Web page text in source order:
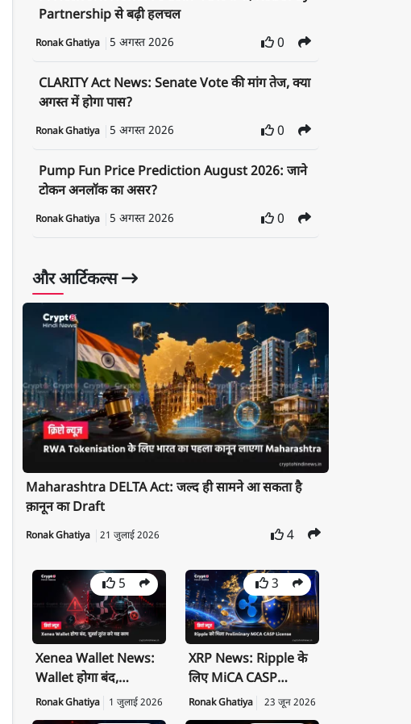
Partnership से बढ़ी हलचल
Ronak Ghatiya 5 अगस्त 2026 0
CLARITY Act News: Senate Vote की मांग तेज, क्या
अगस्त में होगा पास?
Ronak Ghatiya 5 अगस्त 2026 0
Pump Fun Price Prediction August 2026: जाने
टोकन अनलॉक का असर?
Ronak Ghatiya 5 अगस्त 2026 0
और आर्टिकल्स
Maharashtra DELTA Act: जल्द ही सामने आ सकता है
क़ानून का Draft
Ronak Ghatiya 21 जुलाई 2026 4
5
Xenea Wallet News:
Wallet होगा बंद,
Private Key तुरंत करें
Export
Ronak Ghatiya 1 जुलाई 2026
3
XRP News: Ripple के
लिए MiCA CASP
License क्यों है बड़ी
उपलब्धि
Ronak Ghatiya 23 जून 2026